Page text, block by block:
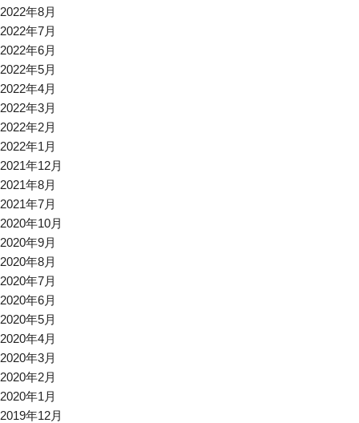
2022年8月
2022年7月
2022年6月
2022年5月
2022年4月
2022年3月
2022年2月
2022年1月
2021年12月
2021年8月
2021年7月
2020年10月
2020年9月
2020年8月
2020年7月
2020年6月
2020年5月
2020年4月
2020年3月
2020年2月
2020年1月
2019年12月